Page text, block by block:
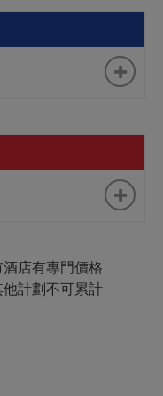
瀏覽房價
瀏覽房價
瀏覽房價
瀏覽房價
瀏覽房價
店有專門價格
計劃不可累計